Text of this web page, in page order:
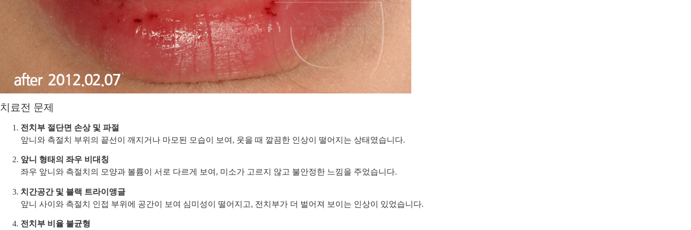
치료전 문제
전치부 절단면 손상 및 파절
앞니와 측절치 부위의 끝선이 깨지거나 마모된 모습이 보여, 웃을 때 깔끔한 인상이 떨어지는 상태였습니다.
앞니 형태의 좌우 비대칭
좌우 앞니와 측절치의 모양과 볼륨이 서로 다르게 보여, 미소가 고르지 않고 불안정한 느낌을 주었습니다.
치간공간 및 블랙 트라이앵글
앞니 사이와 측절치 인접 부위에 공간이 보여 심미성이 떨어지고, 전치부가 더 벌어져 보이는 인상이 있었습니다.
전치부 비율 불균형